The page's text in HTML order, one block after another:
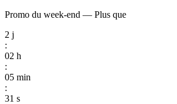
Promo du week-end — Plus que
2 j
:
02 h
:
05 min
:
30 s